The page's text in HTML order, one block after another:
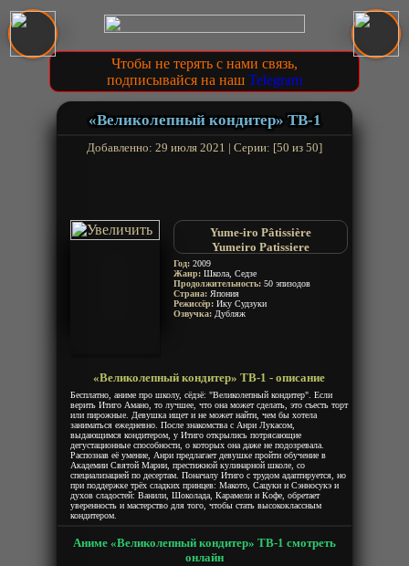
Чтобы не терять с нами связь,
подписывайся на наш Telegram
«Великолепный кондитер» ТВ-1
Добавленно: 29 июля 2021 | Серии: [50 из 50]
Yume-iro Pâtissière
Yumeiro Patissiere
Год: 2009
Жанр: Школа, Седзе
Продолжительность: 50 эпизодов
Страна: Япония
Режиссёр: Ику Судзуки
Озвучка: Дубляж
«Великолепный кондитер» ТВ-1 - описание
Бесплатно, аниме про школу, сёдзё: "Великолепный кондитер". Если
верить Итиго Амано, то лучшее, что она может сделать, это съесть торт
или пирожные. Девушка ищет и не может найти, чем бы хотела
заниматься ежедневно. После знакомства с Анри Лукасом,
выдающимся кондитером, у Итиго открылись потрясающие
дегустационные способности, о которых она даже не подозревала.
Распознав её умение, Анри предлагает девушке пройти обучение в
Академии Святой Марии, престижной кулинарной школе, со
специализацией по десертам. Поначалу Итиго с трудом адаптируется, но
при поддержке трёх сладких принцев: Макото, Сацуки и Сэнносукэ и
духов сладостей: Ванили, Шоколада, Карамели и Кофе, обретает
уверенность и мастерство для того, чтобы стать высококлассным
кондитером.
Аниме «Великолепный кондитер» ТВ-1 смотреть
онлайн